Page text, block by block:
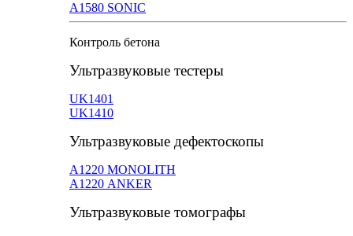
A1580 SONIC
Контроль бетона
Ультразвуковые тестеры
UK1401
UK1410
Ультразвуковые дефектоскопы
А1220 MONOLITH
А1220 ANKER
Ультразвуковые томографы